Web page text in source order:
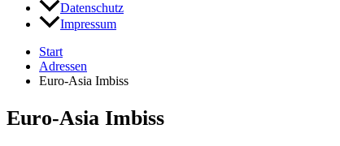
Datenschutz
Impressum
Start
Adressen
Euro-Asia Imbiss
Euro-Asia Imbiss